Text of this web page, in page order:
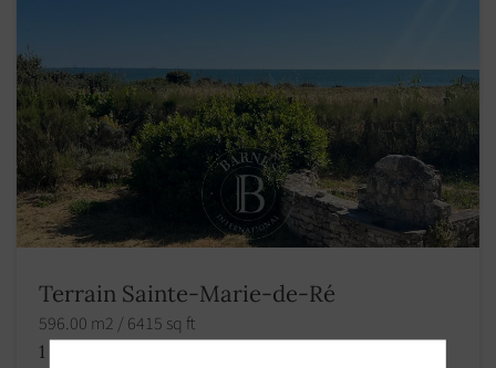
Terrain Sainte-Marie-de-Ré
596.00 m2 / 6415 sq ft
1 575 000 €